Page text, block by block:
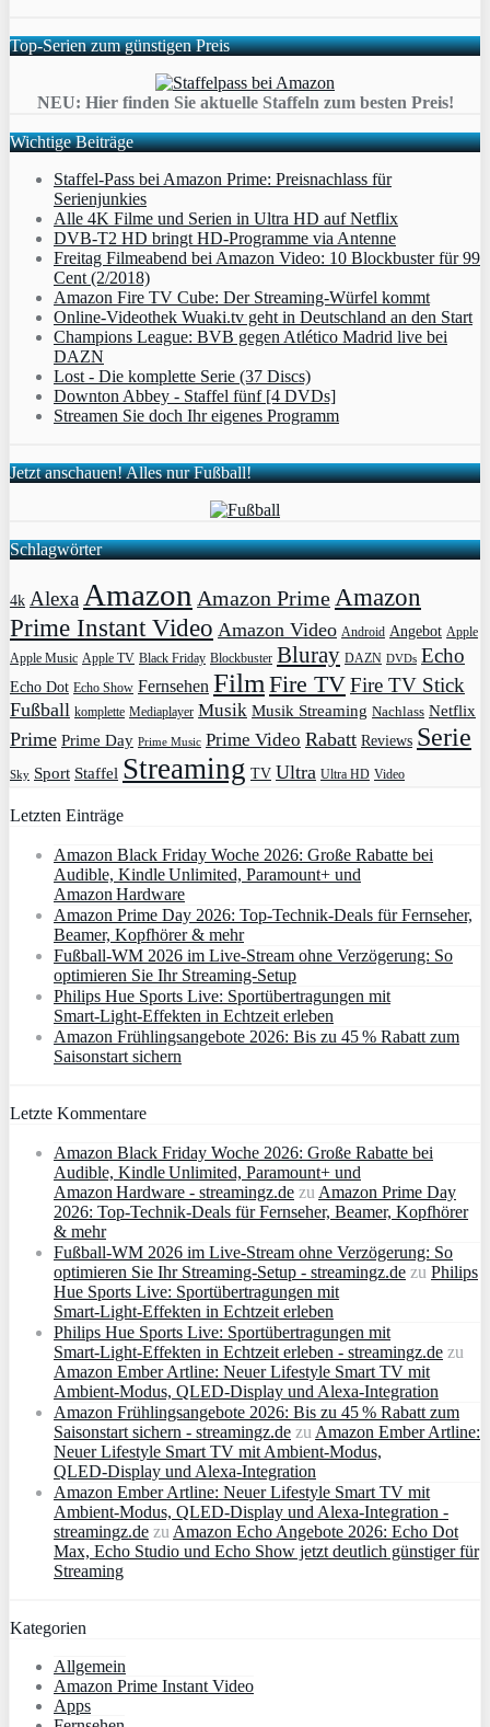
Top-Serien zum günstigen Preis
NEU: Hier finden Sie aktuelle Staffeln zum besten Preis!
Wichtige Beiträge
Staffel-Pass bei Amazon Prime: Preisnachlass für
Serienjunkies
Alle 4K Filme und Serien in Ultra HD auf Netflix
DVB-T2 HD bringt HD-Programme via Antenne
Freitag Filmeabend bei Amazon Video: 10 Blockbuster für 99
Cent (2/2018)
Amazon Fire TV Cube: Der Streaming-Würfel kommt
Online-Videothek Wuaki.tv geht in Deutschland an den Start
Champions League: BVB gegen Atlético Madrid live bei
DAZN
Lost - Die komplette Serie (37 Discs)
Downton Abbey - Staffel fünf [4 DVDs]
Streamen Sie doch Ihr eigenes Programm
Jetzt anschauen! Alles nur Fußball!
Schlagwörter
4k AlexaAmazon Amazon PrimeAmazon
Prime Instant Video Amazon Video Android Angebot Apple
Apple Music Apple TV Black Friday Blockbuster Bluray DAZN DVDs Echo
Echo Dot Echo Show Fernsehen FilmFire TVFire TV Stick
Fußball komplette Mediaplayer Musik Musik Streaming Nachlass Netflix
Prime Prime Day Prime Music Prime Video Rabatt Reviews Serie
Sky Sport Staffel Streaming TV Ultra Ultra HD Video
Letzten Einträge
Amazon Black Friday Woche 2026: Große Rabatte bei
Audible, Kindle Unlimited, Paramount+ und
Amazon Hardware
Amazon Prime Day 2026: Top-Technik-Deals für Fernseher,
Beamer, Kopfhörer & mehr
Fußball-WM 2026 im Live-Stream ohne Verzögerung: So
optimieren Sie Ihr Streaming-Setup
Philips Hue Sports Live: Sportübertragungen mit
Smart‑Light‑Effekten in Echtzeit erleben
Amazon Frühlingsangebote 2026: Bis zu 45 % Rabatt zum
Saisonstart sichern
Letzte Kommentare
Amazon Black Friday Woche 2026: Große Rabatte bei
Audible, Kindle Unlimited, Paramount+ und
Amazon Hardware - streamingz.de zuAmazon Prime Day
2026: Top-Technik-Deals für Fernseher, Beamer, Kopfhörer
& mehr
Fußball-WM 2026 im Live-Stream ohne Verzögerung: So
optimieren Sie Ihr Streaming-Setup - streamingz.de zu Philips
Hue Sports Live: Sportübertragungen mit
Smart‑Light‑Effekten in Echtzeit erleben
Philips Hue Sports Live: Sportübertragungen mit
Smart‑Light‑Effekten in Echtzeit erleben - streamingz.de zu
Amazon Ember Artline: Neuer Lifestyle Smart TV mit
Ambient‑Modus, QLED‑Display und Alexa‑Integration
Amazon Frühlingsangebote 2026: Bis zu 45 % Rabatt zum
Saisonstart sichern - streamingz.de zuAmazon Ember Artline:
Neuer Lifestyle Smart TV mit Ambient‑Modus,
QLED‑Display und Alexa‑Integration
Amazon Ember Artline: Neuer Lifestyle Smart TV mit
Ambient‑Modus, QLED‑Display und Alexa‑Integration -
streamingz.de zuAmazon Echo Angebote 2026: Echo Dot
Max, Echo Studio und Echo Show jetzt deutlich günstiger für
Streaming
Kategorien
Allgemein
Amazon Prime Instant Video
Apps